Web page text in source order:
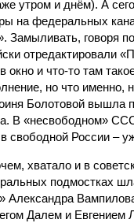
утром и днём). А
на федеральных
Замыливать, говоря
отредактировали
окно и что-то там
но что именно,
Болотовой вышла
В «несвободном»
свободной России –
хватало и в
подмостках
Александра
Далем и Евгением